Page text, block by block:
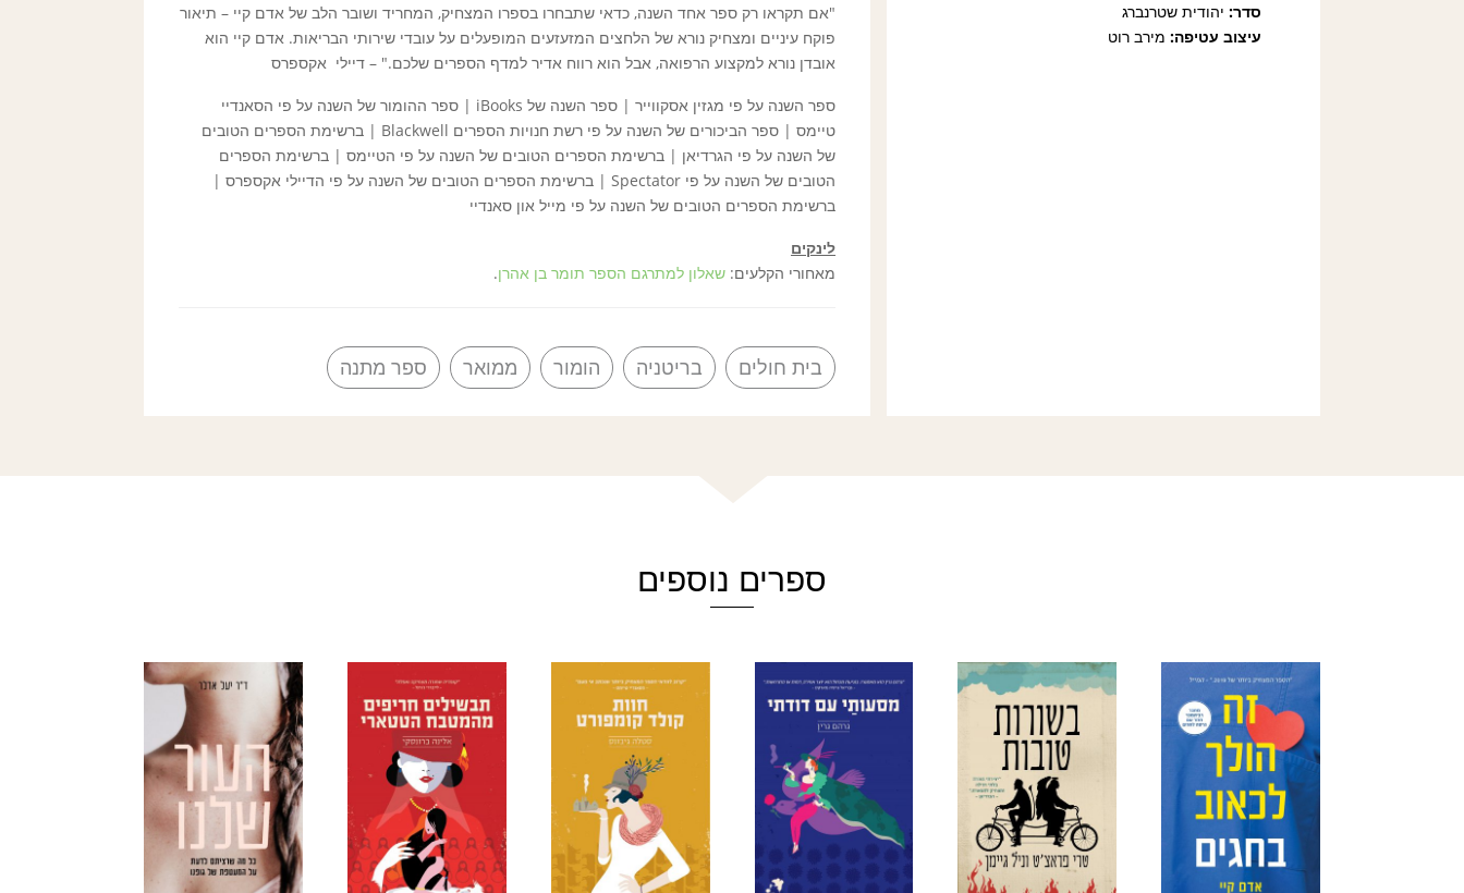
"אם תקראו רק ספר אחד השנה, כדאי שתבחרו בספרו המצחיק, המחריד ושובר הלב של אדם קיי – תיאור
פוקח עיניים ומצחיק נורא של הלחצים המזעזעים המופעלים על עובדי שירותי הבריאות. אדם קיי הוא
אובדן נורא למקצוע הרפואה, אבל הוא רווח אדיר למדף הספרים שלכם." – דיילי אקספרס
ספר השנה על פי מגזין אסקווייר | ספר השנה של iBooks | ספר ההומור של השנה על פי הסאנדיי
טיימס | ספר הביכורים של השנה על פי רשת חנויות הספרים Blackwell | ברשימת הספרים הטובים
של השנה על פי הגרדיאן | ברשימת הספרים הטובים של השנה על פי הטיימס | ברשימת הספרים
הטובים של השנה על פי Spectator | ברשימת הספרים הטובים של השנה על פי הדיילי אקספרס |
ברשימת הספרים הטובים של השנה על פי מייל און סאנדיי
לינקים
מאחורי הקלעים: שאלון למתרגם הספר תומר בן אהרן.
בית חולים בריטניה הומור ממואר ספר מתנה
סדר: יהודית שטרנברג
עיצוב עטיפה: מירב רוט
ספרים נוספים